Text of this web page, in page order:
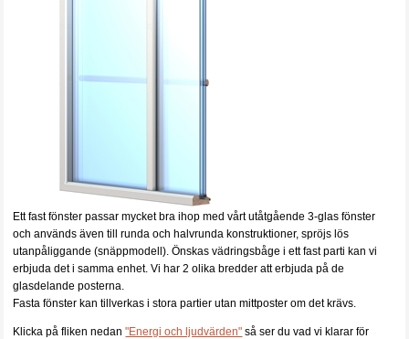
Ett fast fönster passar mycket bra ihop med vårt utåtgående 3-glas fönster
och används även till runda och halvrunda konstruktioner, spröjs lös
utanpåliggande (snäppmodell). Önskas vädringsbåge i ett fast parti kan vi
erbjuda det i samma enhet. Vi har 2 olika bredder att erbjuda på de
glasdelande posterna.
Fasta fönster kan tillverkas i stora partier utan mittposter om det krävs.
Klicka på fliken nedan"Energi och ljudvärden" så ser du vad vi klarar för